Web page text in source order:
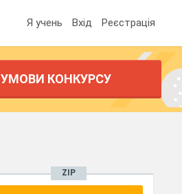
Я учень Вхід Реєстрація
УМОВИ КОНКУРСУ
ZIP